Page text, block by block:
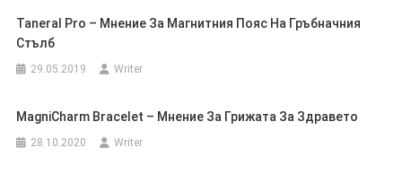
Taneral Pro – Мнение За Магнитния Пояс На Гръбначния
Стълб
29.05.2019 Writer
MagniCharm Bracelet – Мнение За Грижата За Здравето
28.10.2020 Writer